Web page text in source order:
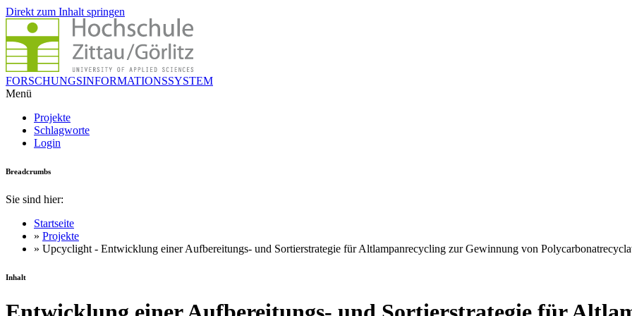
Direkt zum Inhalt springen
FORSCHUNGSINFORMATIONSSYSTEM
Menü
Projekte
Schlagworte
Login
Breadcrumbs
Sie sind hier:
Startseite
» Projekte
» Upcyclight - Entwicklung einer Aufbereitungs- und Sortierstrategie für Altlampanrecycling zur Gewinnung von
Inhalt